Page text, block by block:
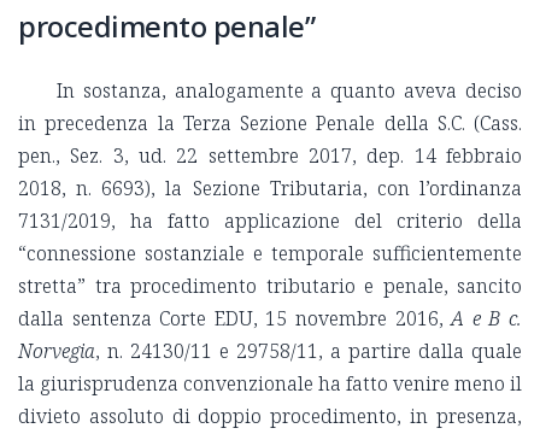
procedimento penale”
In sostanza, analogamente a quanto aveva deciso
in precedenza la Terza Sezione Penale della S.C. (Cass.
pen., Sez. 3, ud. 22 settembre 2017, dep. 14 febbraio
2018, n. 6693), la Sezione Tributaria, con l’ordinanza
7131/2019, ha fatto applicazione del criterio della
“connessione sostanziale e temporale sufficientemente
stretta” tra procedimento tributario e penale, sancito
dalla sentenza Corte EDU, 15 novembre 2016,A e B c.
Norvegia, n. 24130/11 e 29758/11, a partire dalla quale
la giurisprudenza convenzionale ha fatto venire meno il
divieto assoluto di doppio procedimento, in presenza,